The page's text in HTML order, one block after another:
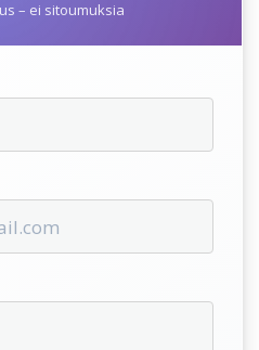
– ei sitoumuksia